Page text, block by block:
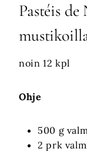
Pastéis
noin 12 kpl
Ohje
500 g
2 prk